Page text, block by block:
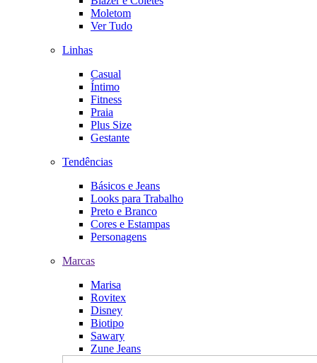
Moletom
Ver Tudo
Linhas
Casual
Íntimo
Fitness
Praia
Plus Size
Gestante
Tendências
Básicos e Jeans
Looks para Trabalho
Preto e Branco
Cores e Estampas
Personagens
Marcas
Marisa
Rovitex
Disney
Biotipo
Sawary
Zune Jeans